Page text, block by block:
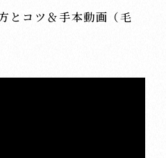
とコツ＆手本動画（毛